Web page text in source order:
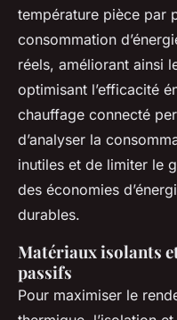
température pièce par
consommation
réels, améliorant ainsi
optimisant l’efficacité
chauffage connecté
d’analyser la
inutiles et de limiter le
des économies
durables.
Matériaux isolants
passifs
Pour maximiser le